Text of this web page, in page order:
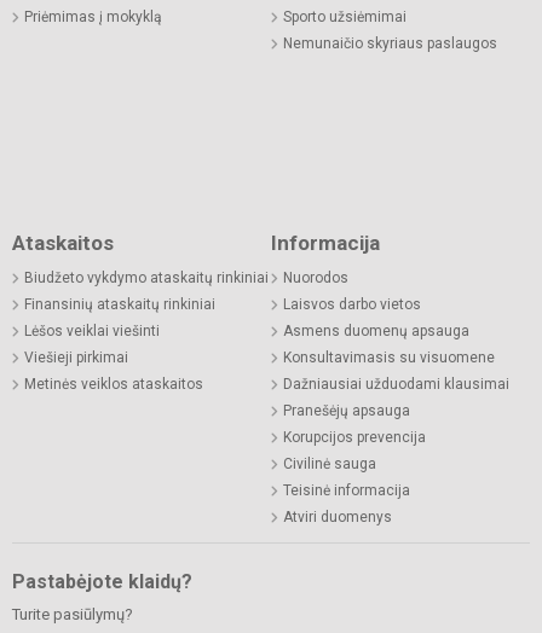
Priėmimas į mokyklą
Sporto užsiėmimai
Nemunaičio skyriaus paslaugos
Ataskaitos
Biudžeto vykdymo ataskaitų rinkiniai
Finansinių ataskaitų rinkiniai
Lėšos veiklai viešinti
Viešieji pirkimai
Metinės veiklos ataskaitos
Informacija
Nuorodos
Laisvos darbo vietos
Asmens duomenų apsauga
Konsultavimasis su visuomene
Dažniausiai užduodami klausimai
Pranešėjų apsauga
Korupcijos prevencija
Civilinė sauga
Teisinė informacija
Atviri duomenys
Pastabėjote klaidų?
Turite pasiūlymų?